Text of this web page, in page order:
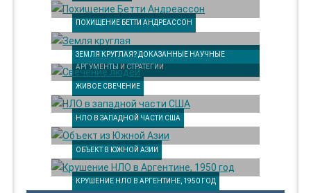
ПОХИЩЕНИЕ БЕТТИ АНДРЕАССОН
ЗЕМЛЯ КРУГЛАЯ? ДОКАЗАННЫЕ НАУЧНЫЕ
АРГУМЕНТЫ И СТРАТЕГИИ
ЖИВОЕ СВЕЧЕНИЕ
НЛО В ЗАПАДНОЙ ЧАСТИ США
ОБЪЕКТ В ЮЖНОЙ АЗИИ
КРУШЕНИЕ НЛО В АРГЕНТИНЕ, 1950 ГОД